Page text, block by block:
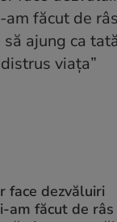
face dezvăluiri
am făcut de râs